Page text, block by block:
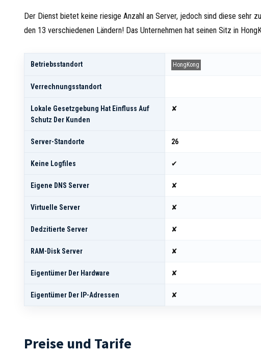
Der Dienst bietet keine riesige Anzahl an Server, jedoch sind diese sehr
den 13 verschiedenen Ländern! Das Unternehmen hat seinen Sitz in
Betriebsstandort HongKong
Verrechnungsstandort
Lokale Gesetzgebung Hat Einfluss Auf
Schutz Der Kunden
✘
Server-Standorte 26
Keine Logfiles ✔
Eigene DNS Server ✘
Virtuelle Server ✘
Dedzitierte Server ✘
RAM-Disk Server ✘
Eigentümer Der Hardware ✘
Eigentümer Der IP-Adressen ✘
Preise und Tarife